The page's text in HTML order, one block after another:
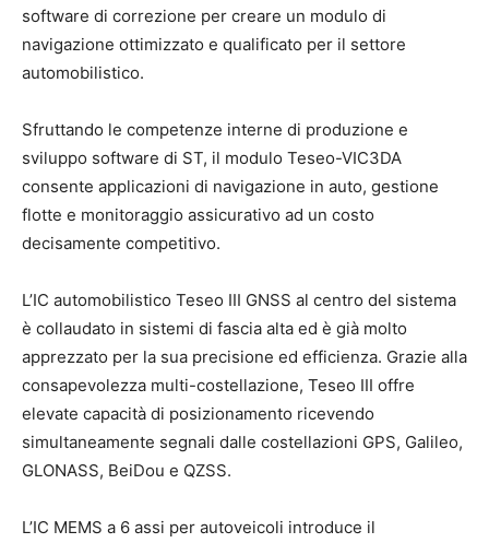
software di correzione per creare un modulo di
navigazione ottimizzato e qualificato per il settore
automobilistico.
Sfruttando le competenze interne di produzione e
sviluppo software di ST, il modulo Teseo-VIC3DA
consente applicazioni di navigazione in auto, gestione
flotte e monitoraggio assicurativo ad un costo
decisamente competitivo.
L’IC automobilistico Teseo III GNSS al centro del sistema
è collaudato in sistemi di fascia alta ed è già molto
apprezzato per la sua precisione ed efficienza. Grazie alla
consapevolezza multi-costellazione, Teseo III offre
elevate capacità di posizionamento ricevendo
simultaneamente segnali dalle costellazioni GPS, Galileo,
GLONASS, BeiDou e QZSS.
L’IC MEMS a 6 assi per autoveicoli introduce il